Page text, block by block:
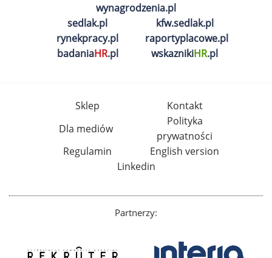
wynagrodzenia.pl
sedlak.pl
kfw.sedlak.pl
rynekpracy.pl
raportyplacowe.pl
badaniaHR.pl wskaznikiHR.pl
Sklep
Kontakt
Dla mediów
Polityka
prywatności
Regulamin
English version
Linkedin
Partnerzy: